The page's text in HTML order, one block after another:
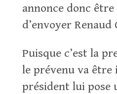
annonce donc
d’envoyer Renaud
Puisque c’est la
le prévenu va être
président lui pose